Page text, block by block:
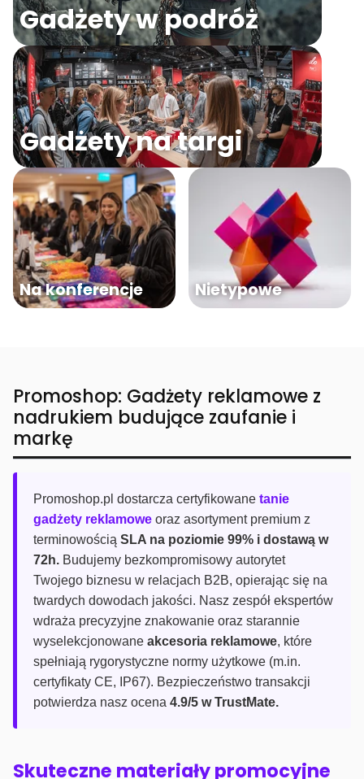
Gadżety w podróż
Gadżety na targi
Na konferencje Nietypowe
Promoshop: Gadżety reklamowe z
nadrukiem budujące zaufanie i
markę
Promoshop.pl dostarcza certyfikowane tanie
gadżety reklamowe oraz asortyment premium z
terminowością SLA na poziomie 99% i dostawą w
72h. Budujemy bezkompromisowy autorytet
Twojego biznesu w relacjach B2B, opierając się na
twardych dowodach jakości. Nasz zespół ekspertów
wdraża precyzyjne znakowanie oraz starannie
wyselekcjonowane akcesoria reklamowe, które
spełniają rygorystyczne normy użytkowe (m.in.
certyfikaty CE, IP67). Bezpieczeństwo transakcji
potwierdza nasz ocena 4.9/5 w TrustMate.
Skuteczne materiały promocyjne